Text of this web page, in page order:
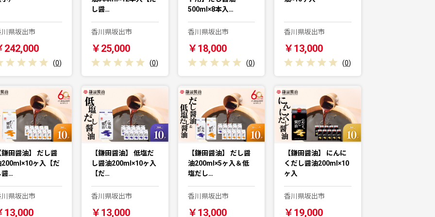
川県坂出市
242,000
(0)
し醤…
香川県坂出市
￥25,000
(0)
500ml×8本入…
香川県坂出市
￥18,000
(0)
香川県坂出市
￥13,000
(0)
鎌田醤油】 だし醤
200ml×10ヶ入【だ
醤…
川県坂出市
13,000
【鎌田醤油】 低塩だ
し醤油200ml×10ヶ入
【だ…
香川県坂出市
￥13,000
【鎌田醤油】 だし醤
油200ml×5ヶ入＆低
塩だし…
香川県坂出市
￥13,000
【鎌田醤油】 にんに
くだし醤油200ml×10
ヶ入
香川県坂出市
￥19,000